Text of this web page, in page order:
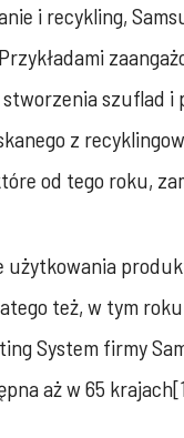
i recykling,
szuflad
z
od tego roku,
też, w tym
System firmy
aż w 65